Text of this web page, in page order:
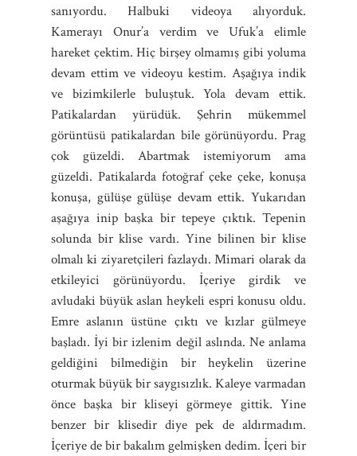
sanıyordu. Halbuki videoya alıyorduk.
Kamerayı Onur’a verdim ve Ufuk’a elimle
hareket çektim. Hiç birşey olmamış gibi yoluma
devam ettim ve videoyu kestim. Aşağıya indik
ve bizimkilerle buluştuk. Yola devam ettik.
Patikalardan yürüdük. Şehrin mükemmel
görüntüsü patikalardan bile görünüyordu. Prag
çok güzeldi. Abartmak istemiyorum ama
güzeldi. Patikalarda fotoğraf çeke çeke, konuşa
konuşa, gülüşe gülüşe devam ettik. Yukarıdan
aşağıya inip başka bir tepeye çıktık. Tepenin
solunda bir klise vardı. Yine bilinen bir klise
olmalı ki ziyaretçileri fazlaydı. Mimari olarak da
etkileyici görünüyordu. İçeriye girdik ve
avludaki büyük aslan heykeli espri konusu oldu.
Emre aslanın üstüne çıktı ve kızlar gülmeye
başladı. İyi bir izlenim değil aslında. Ne anlama
geldiğini bilmediğin bir heykelin üzerine
oturmak büyük bir saygısızlık. Kaleye varmadan
önce başka bir kliseyi görmeye gittik. Yine
benzer bir klisedir diye pek de aldırmadım.
İçeriye de bir bakalım gelmişken dedim. İçeri bir